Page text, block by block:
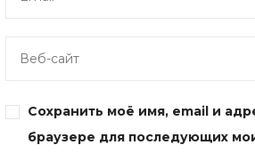
Сохранить моё имя, email и
браузере для последующих